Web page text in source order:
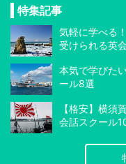
特集記事
気軽に学べる
受けられる英
本気で学びた
ール8選
【格安】横須
会話スクール